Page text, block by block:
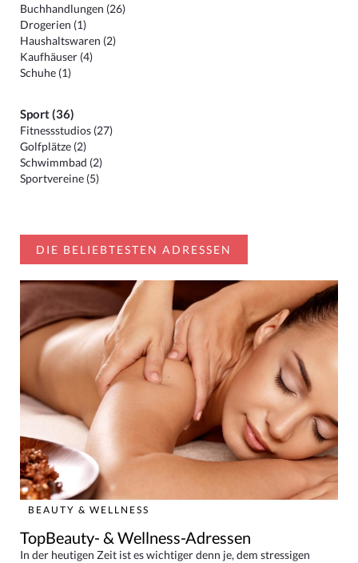
Buchhandlungen (26)
Drogerien (1)
Haushaltswaren (2)
Kaufhäuser (4)
Schuhe (1)
Sport (36)
Fitnessstudios (27)
Golfplätze (2)
Schwimmbad (2)
Sportvereine (5)
DIE BELIEBTESTEN ADRESSEN
BEAUTY & WELLNESS
TopBeauty- & Wellness-Adressen
In der heutigen Zeit ist es wichtiger denn je, dem stressigen